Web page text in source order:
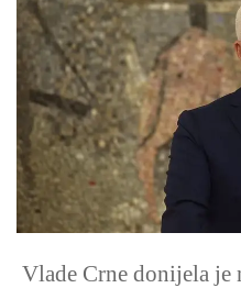
Vlade Crne donijela je